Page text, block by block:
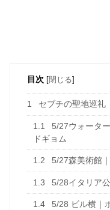
目次 [閉じる]
1 セブチの聖地巡礼
1.1
5/27ウォータ
ドギョム
1.2 5/27森美術館
1.3 5/28イタリア
1.4 5/28 ビル横｜